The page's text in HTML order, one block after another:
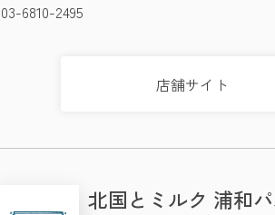
03-6810-2495
店舗サイト
北国とミルク 浦和